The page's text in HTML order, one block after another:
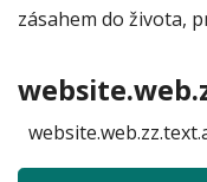
zásahem do života,